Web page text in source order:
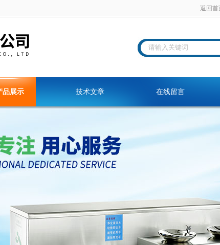
返回首
品展示 技术文章 在线留言